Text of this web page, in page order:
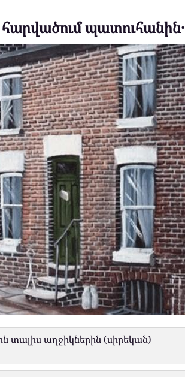
պատուհանին․
տալիս աղջիկներին (սիրեկան)